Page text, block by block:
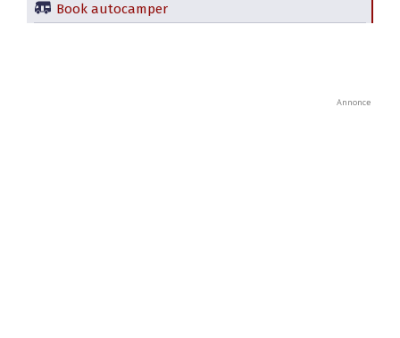
Book autocamper
Annonce